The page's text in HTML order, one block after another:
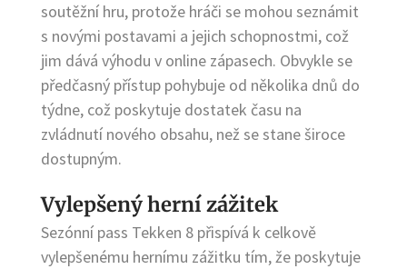
soutěžní hru, protože hráči se mohou seznámit
s novými postavami a jejich schopnostmi, což
jim dává výhodu v online zápasech. Obvykle se
předčasný přístup pohybuje od několika dnů do
týdne, což poskytuje dostatek času na
zvládnutí nového obsahu, než se stane široce
dostupným.
Vylepšený herní zážitek
Sezónní pass Tekken 8 přispívá k celkově
vylepšenému hernímu zážitku tím, že poskytuje